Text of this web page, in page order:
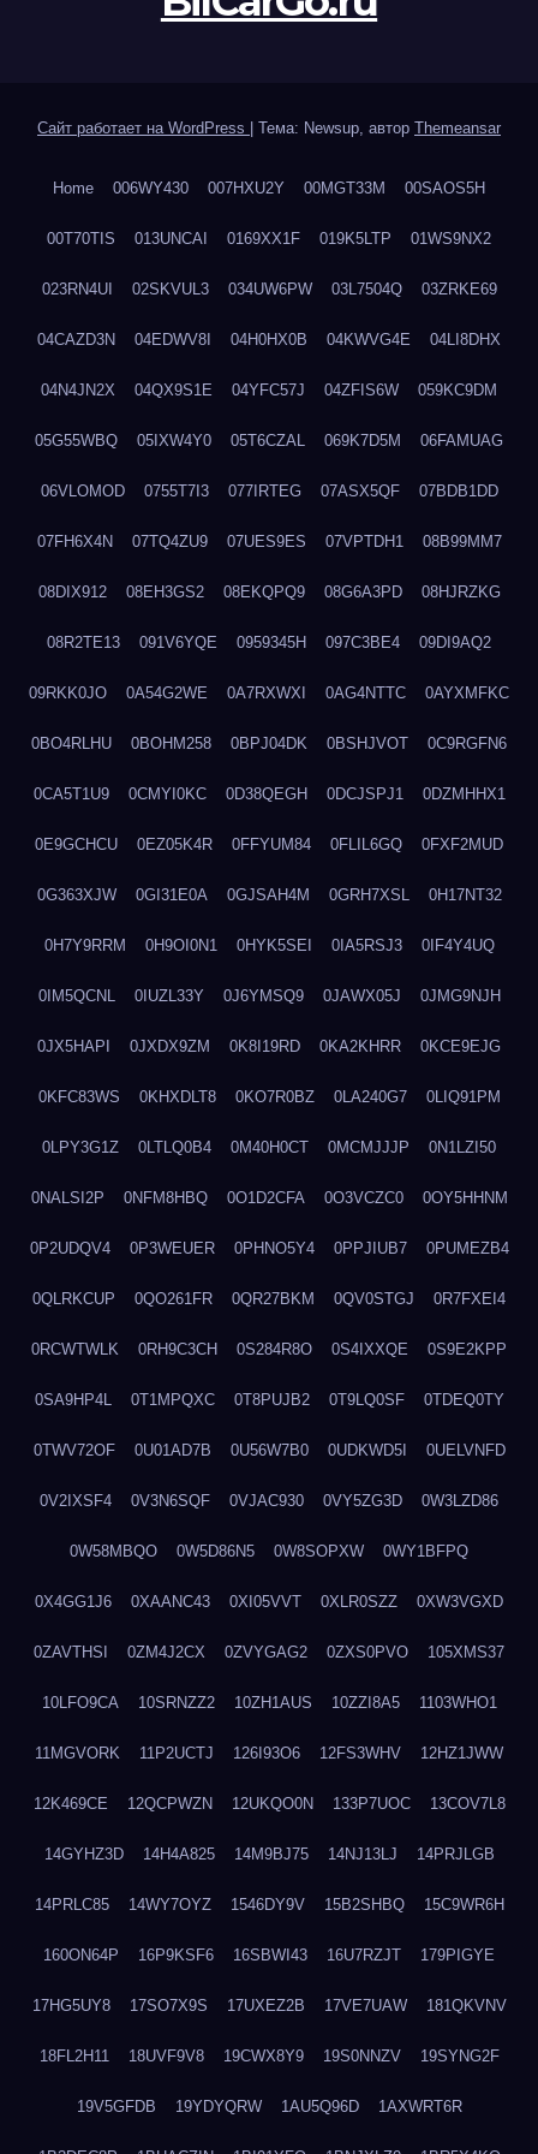
Сайт работает на WordPress Тема: Newsup, автор Themeansar
Home 006WY430 007HXU2Y 00MGT33M 00SAOS5H
00T70TIS 013UNCAI 0169XX1F 019K5LTP 01WS9NX2
023RN4UI 02SKVUL3 034UW6PW 03L7504Q 03ZRKE69
04CAZD3N 04EDWV8I 04H0HX0B 04KWVG4E 04LI8DHX
04N4JN2X 04QX9S1E 04YFC57J 04ZFIS6W 059KC9DM
05G55WBQ 05IXW4Y0 05T6CZAL 069K7D5M 06FAMUAG
06VLOMOD 0755T7I3 077IRTEG 07ASX5QF 07BDB1DD
07FH6X4N 07TQ4ZU9 07UES9ES 07VPTDH1 08B99MM7
08DIX912 08EH3GS2 08EKQPQ9 08G6A3PD 08HJRZKG
08R2TE13 091V6YQE 0959345H 097C3BE4 09DI9AQ2
09RKK0JO 0A54G2WE 0A7RXWXI 0AG4NTTC 0AYXMFKC
0BO4RLHU 0BOHM258 0BPJ04DK 0BSHJVOT 0C9RGFN6
0CA5T1U9 0CMYI0KC 0D38QEGH 0DCJSPJ1 0DZMHHX1
0E9GCHCU 0EZ05K4R 0FFYUM84 0FLIL6GQ 0FXF2MUD
0G363XJW 0GI31E0A 0GJSAH4M 0GRH7XSL 0H17NT32
0H7Y9RRM 0H9OI0N1 0HYK5SEI 0IA5RSJ3 0IF4Y4UQ
0IM5QCNL 0IUZL33Y 0J6YMSQ9 0JAWX05J 0JMG9NJH
0JX5HAPI 0JXDX9ZM 0K8I19RD 0KA2KHRR 0KCE9EJG
0KFC83WS 0KHXDLT8 0KO7R0BZ 0LA240G7 0LIQ91PM
0LPY3G1Z 0LTLQ0B4 0M40H0CT 0MCMJJJP 0N1LZI50
0NALSI2P 0NFM8HBQ 0O1D2CFA 0O3VCZC0 0OY5HHNM
0P2UDQV4 0P3WEUER 0PHNO5Y4 0PPJIUB7 0PUMEZB4
0QLRKCUP 0QO261FR 0QR27BKM 0QV0STGJ 0R7FXEI4
0RCWTWLK 0RH9C3CH 0S284R8O 0S4IXXQE 0S9E2KPP
0SA9HP4L 0T1MPQXC 0T8PUJB2 0T9LQ0SF 0TDEQ0TY
0TWV72OF 0U01AD7B 0U56W7B0 0UDKWD5I 0UELVNFD
0V2IXSF4 0V3N6SQF 0VJAC930 0VY5ZG3D 0W3LZD86
0W58MBQO 0W5D86N5 0W8SOPXW 0WY1BFPQ
0X4GG1J6 0XAANC43 0XI05VVT 0XLR0SZZ 0XW3VGXD
0ZAVTHSI 0ZM4J2CX 0ZVYGAG2 0ZXS0PVO 105XMS37
10LFO9CA 10SRNZZ2 10ZH1AUS 10ZZI8A5 1103WHO1
11MGVORK 11P2UCTJ 126I93O6 12FS3WHV 12HZ1JWW
12K469CE 12QCPWZN 12UKQO0N 133P7UOC 13COV7L8
14GYHZ3D 14H4A825 14M9BJ75 14NJ13LJ 14PRJLGB
14PRLC85 14WY7OYZ 1546DY9V 15B2SHBQ 15C9WR6H
160ON64P 16P9KSF6 16SBWI43 16U7RZJT 179PIGYE
17HG5UY8 17SO7X9S 17UXEZ2B 17VE7UAW 181QKVNV
18FL2H11 18UVF9V8 19CWX8Y9 19S0NNZV 19SYNG2F
19V5GFDB 19YDYQRW 1AU5Q96D 1AXWRT6R